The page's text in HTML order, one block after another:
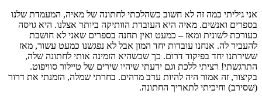
אני גיליתי כמה זה לא חשוב כשהלכתי לחתונה של מאיה, המעמדת שלנו
בספרים ואנשים. מאיה היא העובדת הוותיקה ביותר אצלנו. היא גויסה
כעורכת לשונית ומאז – כמעט ואין תחנה בספרים שאני לא חושבת
להעביר לה. אנחנו עובדות יחד המון אבל לא נפגשנו כמעט עשור, מאז
ששירתנו יחד בפיקוד דרום. כך שכשהיא הזמינה אותי לחתונה שלה,
התרגשתי! רציתי ללכת וגם ידעתי שיהיו שירים של טיילור סוויפוט.
בקיצור, זה אמור היה להיות ערב מדהים. בחרתי שמלה, הזמנתי את דרור
(שסירב) וחיכיתי לתאריך החתונה.